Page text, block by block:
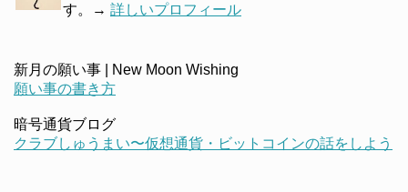
す。→ 詳しいプロフィール
新月の願い事 | New Moon Wishing
願い事の書き方
暗号通貨ブログ
クラブしゅうまい〜仮想通貨・ビットコインの話をしよう